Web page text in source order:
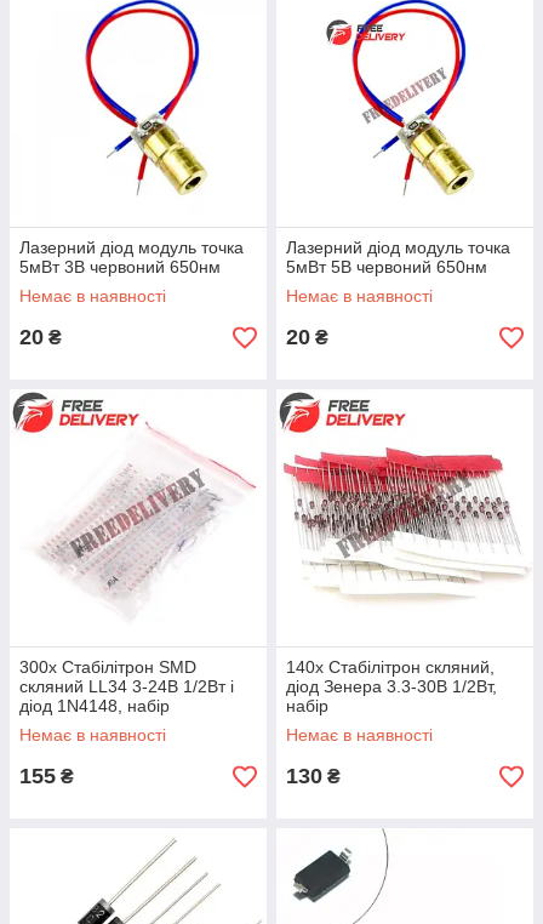
Лазерний діод модуль точка
5мВт 3В червоний 650нм
Немає в наявності
20 ₴
Лазерний діод модуль точка
5мВт 5В червоний 650нм
Немає в наявності
20 ₴
300x Стабілітрон SMD
скляний LL34 3-24В 1/2Вт і
діод 1N4148, набір
Немає в наявності
155 ₴
140x Стабілітрон скляний,
діод Зенера 3.3-30В 1/2Вт,
набір
Немає в наявності
130 ₴